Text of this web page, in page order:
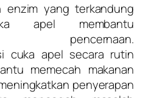
enzim yang terkandung
apel membantu
pencernaan.
cuka apel secara rutin
memecah makanan
penyerapan